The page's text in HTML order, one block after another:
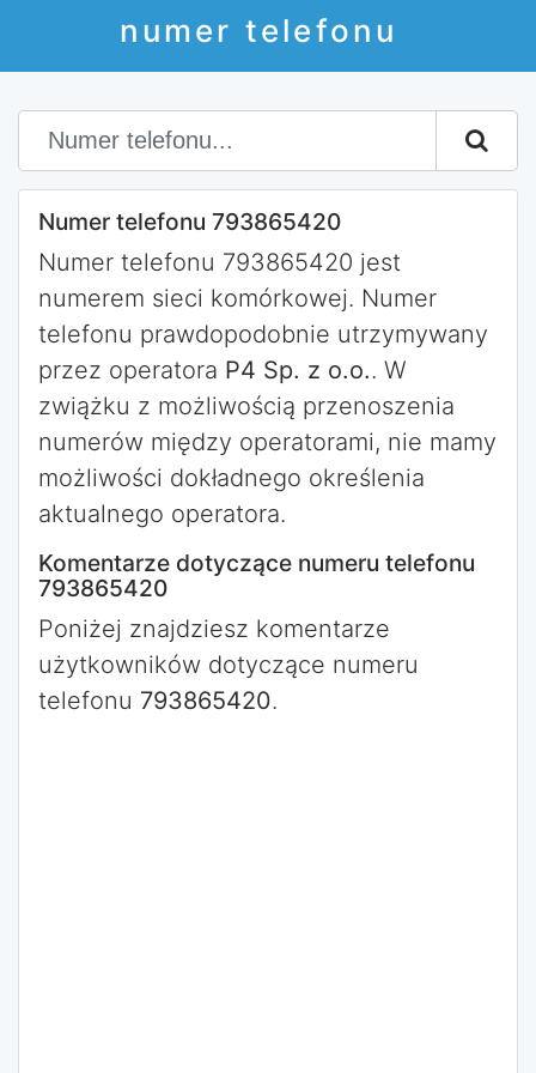
numer telefonu
Numer telefonu 793865420
Numer telefonu 793865420 jest
numerem sieci komórkowej. Numer
telefonu prawdopodobnie utrzymywany
przez operatora P4 Sp. z o.o.. W
zwiążku z możliwością przenoszenia
numerów między operatorami, nie mamy
możliwości dokładnego określenia
aktualnego operatora.
Komentarze dotyczące numeru telefonu
793865420
Poniżej znajdziesz komentarze
użytkowników dotyczące numeru
telefonu 793865420.